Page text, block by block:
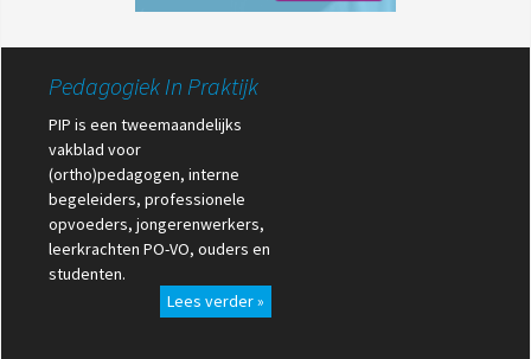
Pedagogiek In Praktijk
PIP is een tweemaandelijks
vakblad voor
(ortho)pedagogen, interne
begeleiders, professionele
opvoeders, jongerenwerkers,
leerkrachten PO-VO, ouders en
studenten.
Lees verder »